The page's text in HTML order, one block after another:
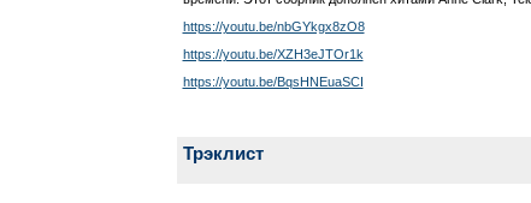
https://youtu.be/nbGYkgx8zO8
https://youtu.be/XZH3eJTOr1k
https://youtu.be/BqsHNEuaSCI
Трэклист